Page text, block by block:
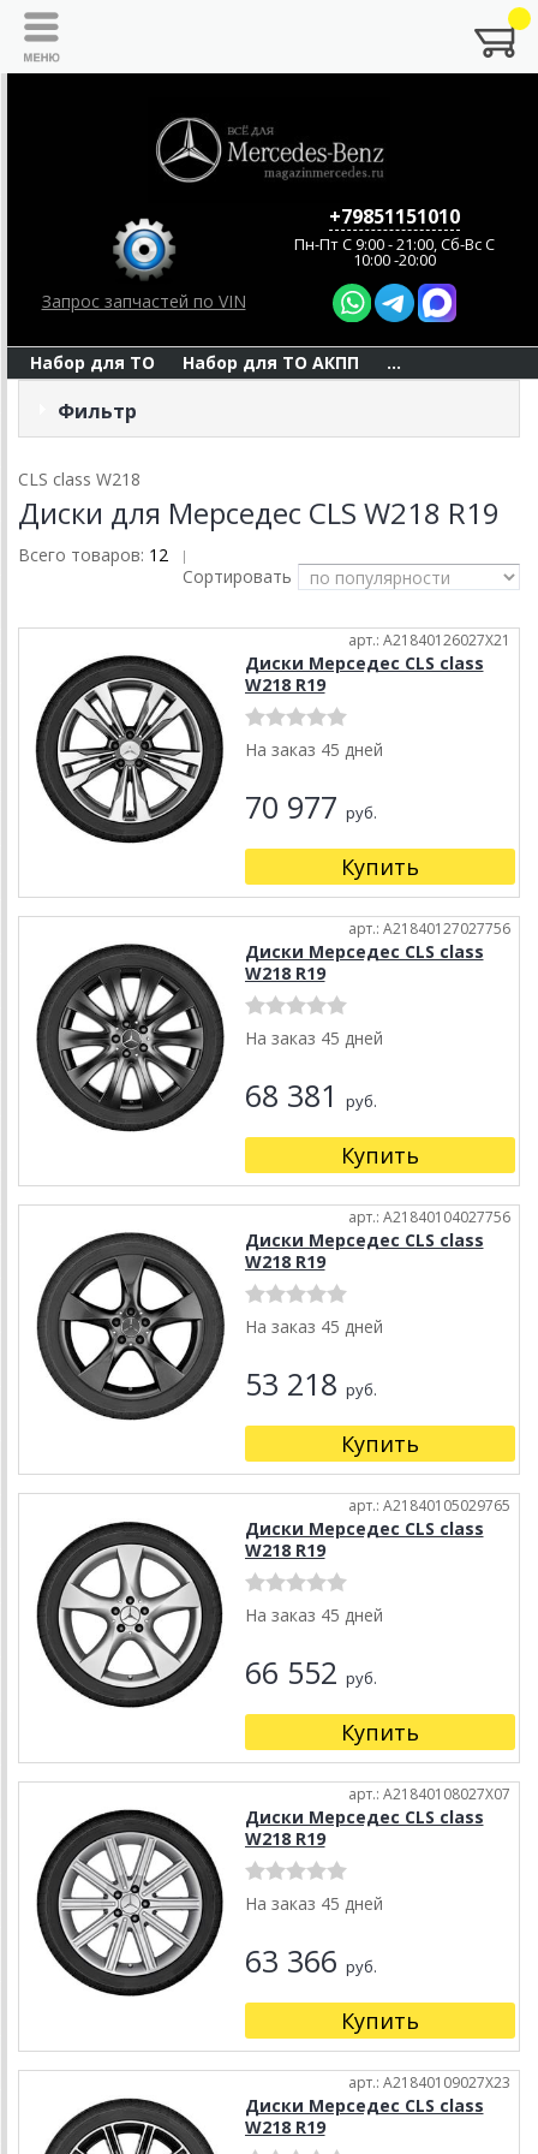
Запрос запчастей по VIN
+79851151010
Пн-Пт C 9:00 - 21:00, Сб-Вс С
10:00 -20:00
Набор для ТО Набор для ТО АКПП ...
Фильтр
CLS class W218
Диски для Мерседес CLS W218 R19
Всего товаров: 12 |
Сортировать
арт.: A21840126027X21
Диски Мерседес CLS class
W218 R19
На заказ 45 дней
70 977 руб.
Купить
арт.: A21840127027756
Диски Мерседес CLS class
W218 R19
На заказ 45 дней
68 381 руб.
Купить
арт.: A21840104027756
Диски Мерседес CLS class
W218 R19
На заказ 45 дней
53 218 руб.
Купить
арт.: A21840105029765
Диски Мерседес CLS class
W218 R19
На заказ 45 дней
66 552 руб.
Купить
арт.: A21840108027X07
Диски Мерседес CLS class
W218 R19
На заказ 45 дней
63 366 руб.
Купить
арт.: A21840109027X23
Диски Мерседес CLS class
W218 R19